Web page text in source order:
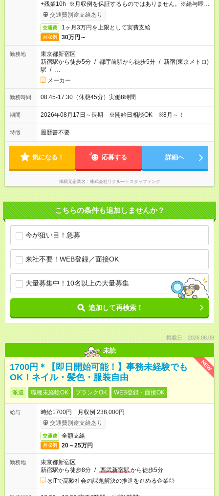
+残業10h ※月収例を保証するものではありません。※給与即受
取りサービス利用可（利用条件有）
交通費別途支給あり
交通費 1ヶ月3万円を上限として実費支給
月収例 30万円～
勤務地
東京都新宿区
新宿駅から徒歩5分 / 都庁前駅から徒歩5分 / 新宿(東京メトロ)
駅 / …
メーカー
勤務時間 08:45-17:30（休憩45分）実働8時間
期間 2026年08月17日～長期 ※開始日相談OK ※8月～！
特徴 履歴書不要
気になる！ 応募する 詳細へ
掲載元企業名 株式会社リクルートスタッフィング
こちらの条件も追加しませんか？
今が狙い目！急募
来社不要！WEB登録／面接OK
大量募集中！10名以上の大量募集
追加して再検索！
掲載日：2026.08.08
未読
NEW
1700円＊【即日開始可能！】事務未経験でも
OK！ネイル・髪色・服装自由
派遣 職種未経験OK ブランクOK WEB登録・面接OK
給与
時給1700円 月収例 238,000円
交通費別途支給あり
交通費 全額支給
月収例 20～25万円
勤務地
東京都新宿区
新宿駅から徒歩8分 / 西武新宿駅から徒歩5分
◎ITで高齢社会の課題解決の推進を進める企業◎